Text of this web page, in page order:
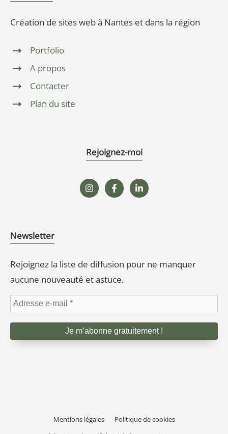
Création de sites web à Nantes et dans la région
Portfolio
A propos
Contacter
Plan du site
Rejoignez-moi
Newsletter
Rejoignez la liste de diffusion pour ne manquer
aucune nouveauté et astuce.
Mentions légales
Politique de cookies